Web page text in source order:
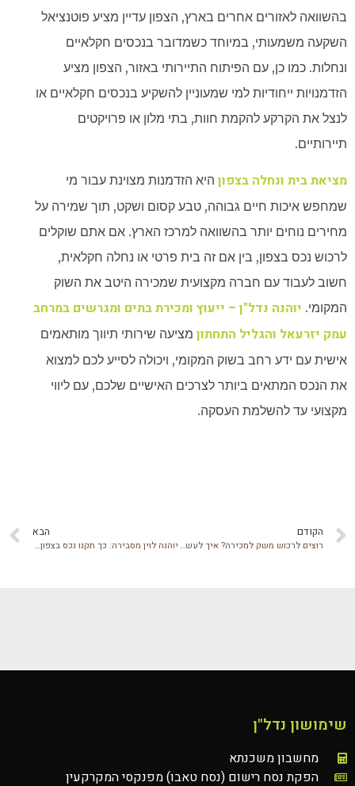
בהשוואה לאזורים אחרים בארץ, הצפון עדיין מציע פוטנציאל
השקעה משמעותי, במיוחד כשמדובר בנכסים חקלאיים
ונחלות. כמו כן, עם הפיתוח התיירותי באזור, הצפון מציע
הזדמנויות ייחודיות למי שמעוניין להשקיע בנכסים חקלאיים או
לנצל את הקרקע להקמת חוות, בתי מלון או פרויקטים
תיירותיים.
מציאת בית ונחלה בצפון היא הזדמנות מצוינת עבור מי
שמחפש איכות חיים גבוהה, טבע קסום ושקט, תוך שמירה על
מחירים נוחים יותר בהשוואה למרכז הארץ. אם אתם שוקלים
לרכוש נכס בצפון, בין אם זה בית פרטי או נחלה חקלאית,
חשוב לעבוד עם חברה מקצועית שמכירה היטב את השוק
המקומי. יוהנה נדל"ן – ייעוץ ומכירת בתים ומגרשים במרחב
עמק יזרעאל והגליל התחתון מציעה שירותי תיווך מותאמים
אישית עם ידע רחב בשוק המקומי, ויכולה לסייע לכם למצוא
את הנכס המתאים ביותר לצרכים האישיים שלכם, עם ליווי
מקצועי עד להשלמת העסקה.
הקודם
רוצים לרכוש משק למכירה? איך לעשות את זה נכון
הבא
יוהנה לוין מסבירה: כך תקנו נכס בצפון שמתאים בדיוק עבורכם
שימושון נדל"ן
מחשבון משכנתא
הפקת נסח רישום (נסח טאבו) מפנקסי המקרקעין